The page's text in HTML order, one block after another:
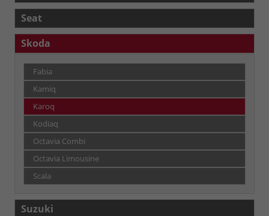
Seat
Skoda
Fabia
Kamiq
Karoq
Kodiaq
Octavia Combi
Octavia Limousine
Scala
Suzuki